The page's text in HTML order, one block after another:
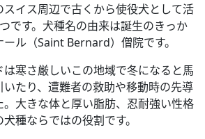
イス周辺で古くから使役犬として活
です。犬種名の由来は誕生のきっか
ル（Saint Bernard）僧院です。
寒さ厳しいこの地域で冬になると馬
たり、遭難者の救助や移動時の先導
大きな体と厚い脂肪、忍耐強い性格
種ならではの役割です。